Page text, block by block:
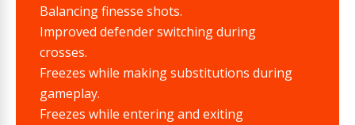
Balancing finesse shots.
Improved defender switching during
crosses.
Freezes while making substitutions during
gameplay.
Freezes while entering and exiting